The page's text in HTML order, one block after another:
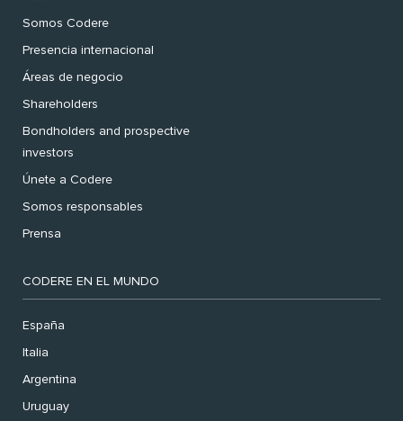
Somos Codere
Presencia internacional
Áreas de negocio
Shareholders
Bondholders and prospective
investors
Únete a Codere
Somos responsables
Prensa
CODERE EN EL MUNDO
España
Italia
Argentina
Uruguay